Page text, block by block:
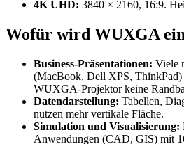
4K UHD: 3840 × 2160, 16:9.
Wofür wird WUXGA
Business-Präsentationen: Viele
(MacBook, Dell XPS,
WUXGA-Projektor keine
Datendarstellung: Tabellen,
nutzen mehr vertikale Fläche.
Simulation und Visualisierung:
Anwendungen (CAD, GIS) mit